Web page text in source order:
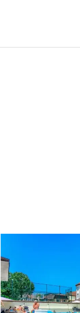
Тормахова, 29